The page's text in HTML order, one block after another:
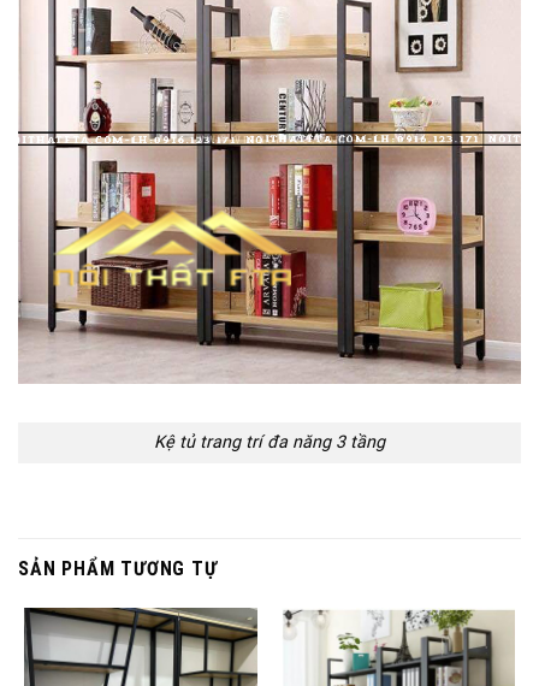
Kệ tủ trang trí đa năng 3 tầng
SẢN PHẨM TƯƠNG TỰ